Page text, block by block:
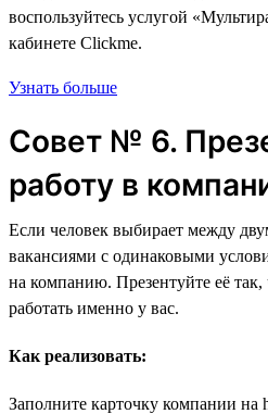
воспользуйтесь услугой
кабинете Clickme.
Узнать больше
Совет № 6.
работу в
Если человек выбирает между
вакансиями с одинаковыми
на компанию. Презентуйте её так,
работать именно у вас.
Как реализовать:
Заполните карточку компании на